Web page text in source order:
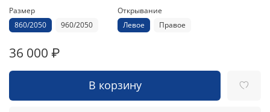
Размер
860/2050
960/2050
Открывание
Левое
Правое
36 000 ₽
В корзину